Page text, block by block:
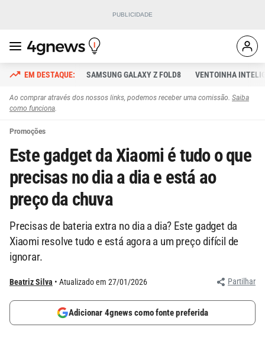
SAMSUNG GALAXY Z FOLD8 VENTOINHA
Ao comprar através dos nossos links, podemos receber uma comissão. Saiba
como funciona.
Promoções
Este gadget da Xiaomi é tudo o que
precisas no dia a dia e está ao
preço da chuva
Precisas de bateria extra no dia a dia? Este gadget da
Xiaomi resolve tudo e está agora a um preço difícil de
ignorar.
Beatriz Silva Atualizado em 27/01/2026 Partilhar
Adicionar 4gnews como fonte preferida